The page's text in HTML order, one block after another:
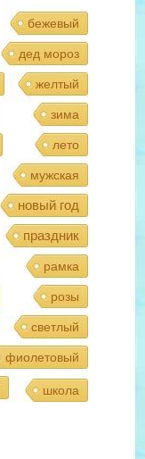
бежевый
дед мороз
желтый
зима
лето
мужская
новый год
праздник
рамка
розы
светлый
фиолетовый
школа